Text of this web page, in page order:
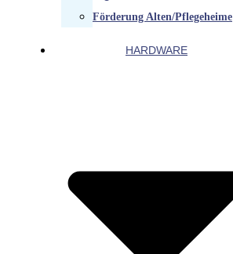
Förderung Alten/Pflegeheime
HARDWARE